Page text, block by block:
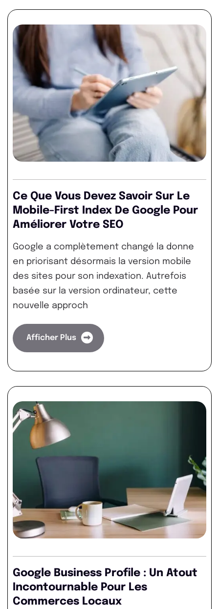
Ce Que Vous Devez Savoir Sur Le
Mobile-First Index De Google Pour
Améliorer Votre SEO
Google a complètement changé la donne
en priorisant désormais la version mobile
des sites pour son indexation. Autrefois
basée sur la version ordinateur, cette
nouvelle approch
Afficher Plus
Google Business Profile : Un Atout
Incontournable Pour Les
Commerces Locaux